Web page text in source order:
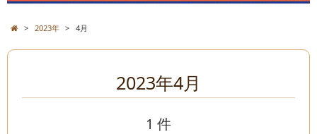
> 2023年 > 4月
2023年4月
1 件